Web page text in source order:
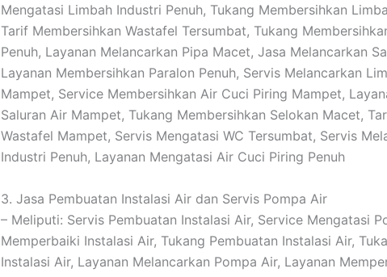
Mengatasi Limbah Industri Penuh, Tukang Membersihkan
Tarif Membersihkan Wastafel Tersumbat, Tukang
Penuh, Layanan Melancarkan Pipa Macet, Jasa Melancarkan
Layanan Membersihkan Paralon Penuh, Servis Melancarkan
Mampet, Service Membersihkan Air Cuci Piring Mampet,
Saluran Air Mampet, Tukang Membersihkan Selokan Macet,
Wastafel Mampet, Servis Mengatasi WC Tersumbat, Servis
Industri Penuh, Layanan Mengatasi Air Cuci Piring Penuh
3. Jasa Pembuatan Instalasi Air dan Servis Pompa Air
– Meliputi: Servis Pembuatan Instalasi Air, Service Mengatasi
Memperbaiki Instalasi Air, Tukang Pembuatan Instalasi Air,
Instalasi Air, Layanan Melancarkan Pompa Air, Layanan